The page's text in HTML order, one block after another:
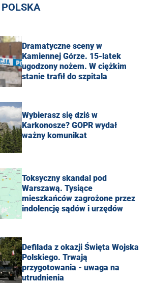
Dramatyczne sceny w
Kamiennej Górze. 15-latek
ugodzony nożem. W ciężkim
stanie trafił do szpitala
Wybierasz się dziś w
Karkonosze? GOPR wydał
ważny komunikat
Toksyczny skandal pod
Warszawą. Tysiące
mieszkańców zagrożone przez
indolencję sądów i urzędów
Defilada z okazji Święta Wojska
Polskiego. Trwają
przygotowania - uwaga na
utrudnienia